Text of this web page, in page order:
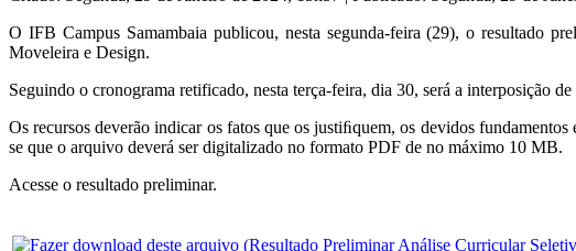
O IFB Campus Samambaia publicou, nesta segunda-feira (29), o resultado
Moveleira e Design.
Seguindo o cronograma retificado, nesta terça-feira, dia 30, será a interposição
Os recursos deverão indicar os fatos que os justiﬁquem, os devidos
se que o arquivo deverá ser digitalizado no formato PDF de no máximo 10 MB.
Acesse o resultado preliminar.